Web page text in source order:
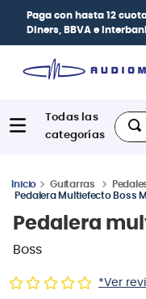
Paga con hasta 12
Diners, BBVA e
Guitarras
Pedalera Multiefecto Boss
Pedalera
Boss
*Ver